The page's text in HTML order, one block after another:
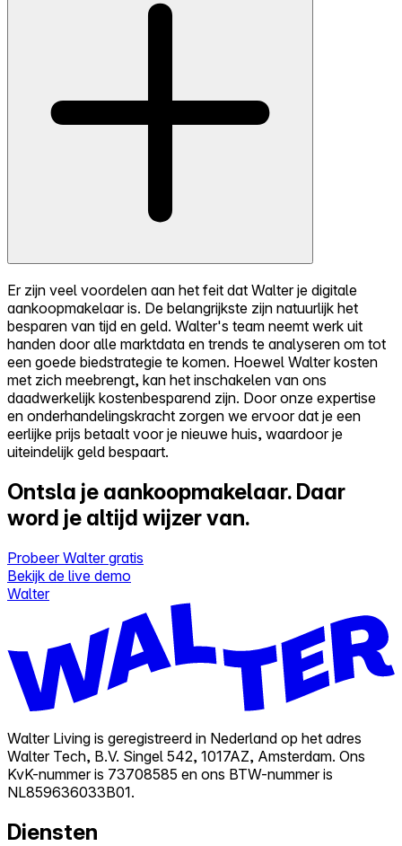
Er zijn veel voordelen aan het feit dat Walter je digitale
aankoopmakelaar is. De belangrijkste zijn natuurlijk het
besparen van tijd en geld. Walter's team neemt werk uit
handen door alle marktdata en trends te analyseren om tot
een goede biedstrategie te komen. Hoewel Walter kosten
met zich meebrengt, kan het inschakelen van ons
daadwerkelijk kostenbesparend zijn. Door onze expertise
en onderhandelingskracht zorgen we ervoor dat je een
eerlijke prijs betaalt voor je nieuwe huis, waardoor je
uiteindelijk geld bespaart.
Ontsla je aankoopmakelaar. Daar
word je altijd wijzer van.
Probeer Walter gratis
Bekijk de live demo
Walter
Walter Living is geregistreerd in Nederland op het adres
Walter Tech, B.V. Singel 542, 1017AZ, Amsterdam. Ons
KvK-nummer is 73708585 en ons BTW-nummer is
NL859636033B01.
Diensten